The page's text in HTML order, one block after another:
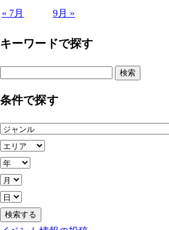
« 7月 9月 »
キーワードで探す
条件で探す